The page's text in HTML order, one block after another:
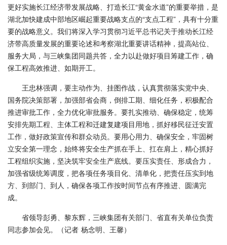
更好实施长江经济带发展战略、打造长江“黄金水道”的重要举措，是
湖北加快建成中部地区崛起重要战略支点的“支点工程”，具有十分重
要的战略意义。我们将深入学习贯彻习近平总书记关于推动长江经
济带高质量发展的重要论述和考察湖北重要讲话精神，提高站位、
服务大局，与三峡集团同题共答，全力以赴做好项目筹建工作，确
保工程高效推进、如期开工。
王忠林强调，要主动作为、挂图作战，认真贯彻落实党中央、
国务院决策部署，加强部省会商，倒排工期、细化任务，积极配合
推进审批工作，全力优化审批服务。要扎实推动、确保稳定，统筹
安排先期工程、主体工程和迁建复建项目用地，抓好移民征迁安置
工作，做好政策宣传和群众动员。要用心用力、确保安全，牢固树
立安全第一理念，始终将安全生产抓在手上、扛在肩上，精心抓好
工程组织实施，坚决筑牢安全生产底线。要压实责任、形成合力，
加强省级统筹调度，把各项任务项目化、清单化，把责任压实到地
方、到部门、到人，确保各项工作按时间节点有序推进、圆满完
成。
省领导彭勇、黎东辉，三峡集团有关部门、省直有关单位负责
同志参加会见。（记者 杨念明、王馨）